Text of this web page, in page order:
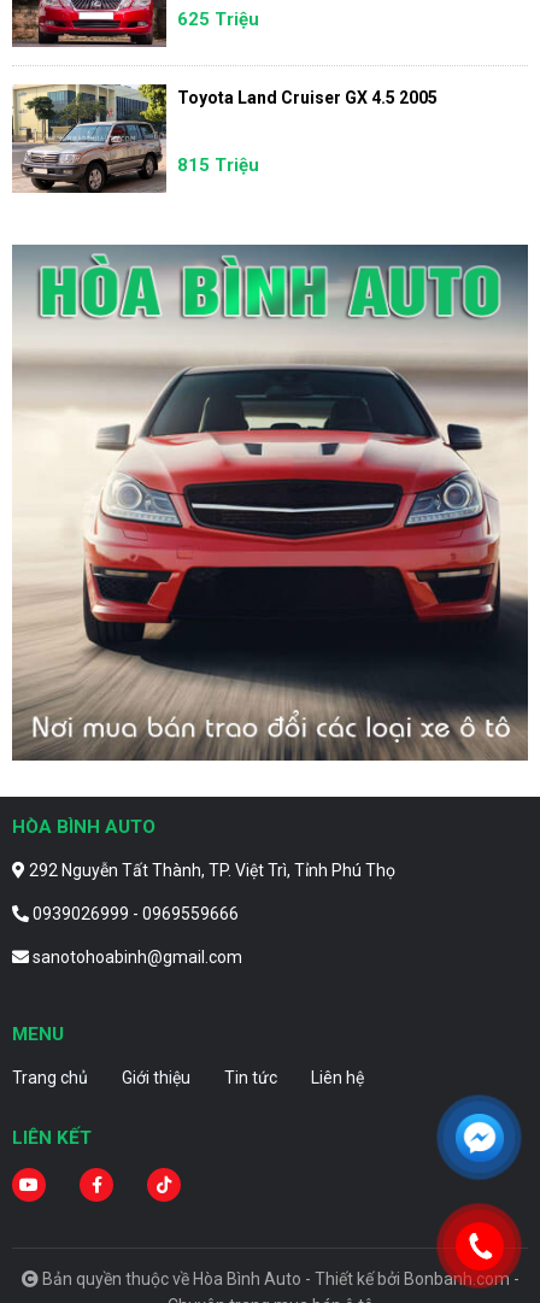
625 Triệu
Toyota Land Cruiser GX 4.5 2005
815 Triệu
HÒA BÌNH AUTO
292 Nguyễn Tất Thành, TP. Việt Trì, Tỉnh Phú Thọ
0939026999 - 0969559666
sanotohoabinh@gmail.com
MENU
Trang chủ Giới thiệu Tin tức Liên hệ
LIÊN KẾT
Bản quyền thuộc về Hòa Bình Auto - Thiết kế bởi Bonbanh.com -